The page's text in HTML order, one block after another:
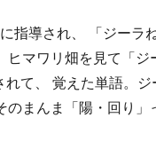
指導され、 「ジーラ
マワリ畑を見て「ジ
て、 覚えた単語。
まんま「陽・回り